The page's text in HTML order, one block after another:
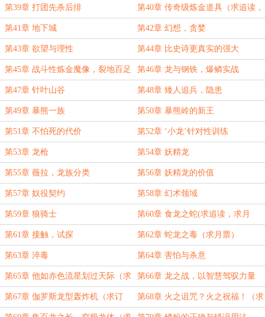
读）
第39章 打团先杀后排 第40章 传奇级炼金道具（求追读，
求月票）
第41章 地下城 第42章 幻想，贪婪
第43章 欲望与理性 第44章 比史诗更真实的强大
第45章 战斗性炼金魔像，裂地百足 第46章 龙与钢铁，爆鳞实战
第47章 针叶山谷 第48章 矮人追兵，隐患
第49章 暴熊一族 第50章 暴熊岭的新王
第51章 不怕死的代价 第52章 ‘小龙’针对性训练
第53章 龙枪 第54章 妖精龙
第55章 薇拉，龙族分类 第56章 妖精龙的价值
第57章 奴役契约 第58章 幻术领域
第59章 狼骑士 第60章 食龙之蛇(求追读，求月
票，今天pk推荐)
第61章 接触，试探 第62章 蛇龙之毒（求月票）
第63章 淬毒 第64章 害怕与杀意
第65章 他如赤色流星划过天际（求
订阅！）
第66章 龙之战，以智慧驾驭力量
（求订阅！）
第67章 伽罗斯龙型轰炸机（求订 第68章 火之诅咒？火之祝福！（求